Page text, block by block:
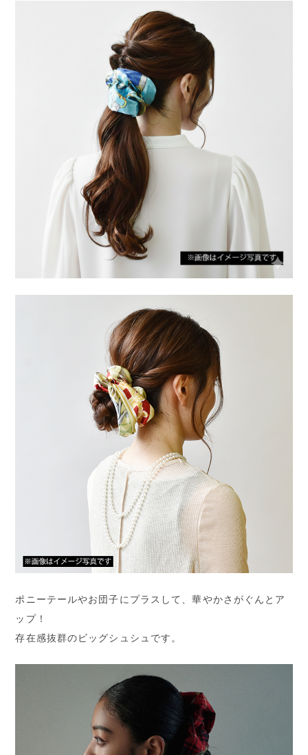
ポニーテールやお団子にプラスして、華やかさがぐんとア
ップ！
存在感抜群のビッグシュシュです。